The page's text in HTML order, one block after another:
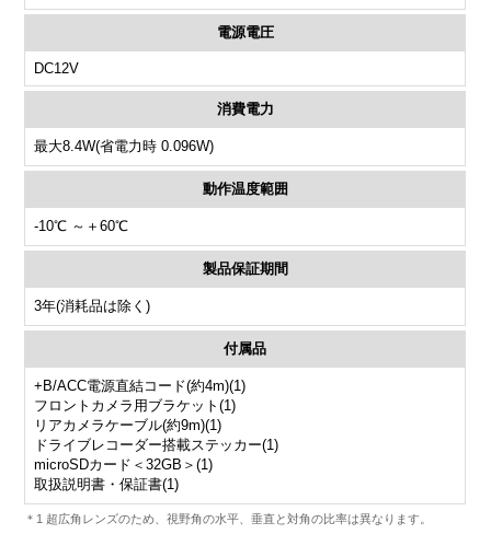
電源電圧
DC12V
消費電力
最大8.4W(省電力時 0.096W)
動作温度範囲
-10℃ ～＋60℃
製品保証期間
3年(消耗品は除く)
付属品
+B/ACC電源直結コード(約4m)(1)
フロントカメラ用ブラケット(1)
リアカメラケーブル(約9m)(1)
ドライブレコーダー搭載ステッカー(1)
microSDカード＜32GB＞(1)
取扱説明書・保証書(1)
＊1 超広角レンズのため、視野角の水平、垂直と対角の比率は異なります。